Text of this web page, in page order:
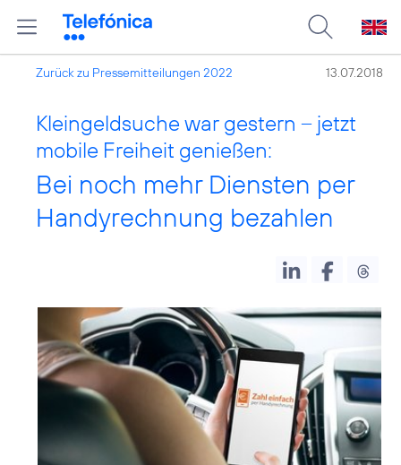
Zurück zu Pressemitteilungen 2022 13.07.2018
Kleingeldsuche war gestern – jetzt
mobile Freiheit genießen:
Bei noch mehr Diensten per
Handyrechnung bezahlen